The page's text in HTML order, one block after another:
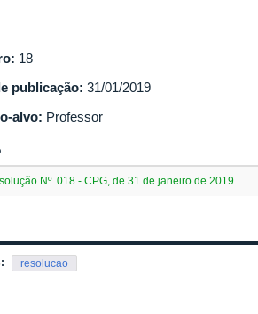
18
publicação: 31/01/2019
alvo: Professor
Nº. 018 - CPG, de 31 de janeiro de 2019
resolucao